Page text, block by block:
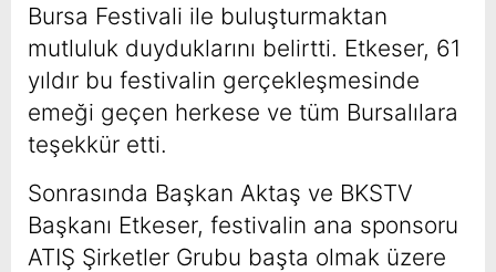
Bursa Festivali ile buluşturmaktan
mutluluk duyduklarını belirtti. Etkeser, 61
yıldır bu festivalin gerçekleşmesinde
emeği geçen herkese ve tüm Bursalılara
teşekkür etti.
Sonrasında Başkan Aktaş ve BKSTV
Başkanı Etkeser, festivalin ana sponsoru
ATIŞ Şirketler Grubu başta olmak üzere